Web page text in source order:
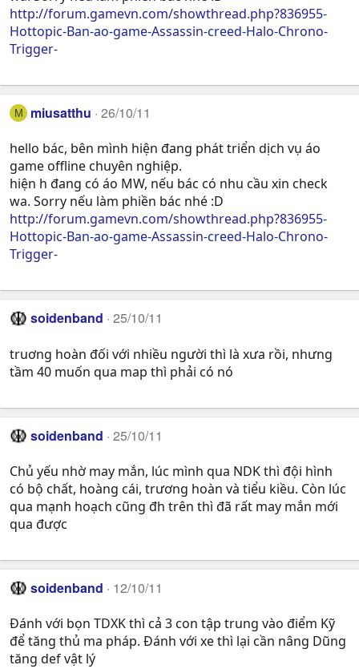
http://forum.gamevn.com/showthread.php?836955-
Hottopic-Ban-ao-game-Assassin-creed-Halo-Chrono-
Trigger-
M miusatthu 26/10/11
hello bác, bên mình hiện đang phát triển dịch vụ áo
game offline chuyên nghiệp.
hiện h đang có áo MW, nếu bác có nhu cầu xin check
wa. Sorry nếu làm phiền bác nhé :D
http://forum.gamevn.com/showthread.php?836955-
Hottopic-Ban-ao-game-Assassin-creed-Halo-Chrono-
Trigger-
soidenband 25/10/11
truơng hoàn đối với nhiều người thì là xưa rồi, nhưng
tầm 40 muốn qua map thì phải có nó
soidenband 25/10/11
Chủ yếu nhờ may mắn, lúc mình qua NDK thì đội hình
có bộ chất, hoàng cái, trương hoàn và tiểu kiều. Còn lúc
qua mạnh hoạch cũng đh trên thì đã rất may mắn mới
qua được
soidenband 12/10/11
Đánh với bọn TDXK thì cả 3 con tập trung vào điểm Kỹ
để tăng thủ ma pháp. Đánh với xe thì lại cần nâng Dũng
tăng def vật lý